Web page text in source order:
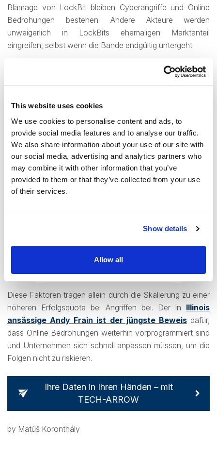
This website uses cookies
We use cookies to personalise content and ads, to
provide social media features and to analyse our traffic.
We also share information about your use of our site with
our social media, advertising and analytics partners who
may combine it with other information that you’ve
provided to them or that they’ve collected from your use
of their services.
Show details
Allow all
Blamage von LockBit bleiben Cyberangriffe und Online
Bedrohungen bestehen. Andere Akteure werden
unweigerlich in LockBits ehemaligen Marktanteil
eingreifen, selbst wenn die Bande endgültig untergeht.
Ransomware as a Service hat kriminellen Unternehmen
deren Komponenten konzentrieren, während andere
Personen oder Banden, die als Zugangsvermittler und
Partner agieren, sich auf die Bereitstellung von Nutzlasten
und Erpressung konzentrieren.
Darüber hinaus nimmt der Trend zumböswilligen
Einsatz von LLMs stetig zu.Diese werden
hauptsächlich für Social Engineering Taktiken, Aufklärung,
ermöglicht kriminellen Unternehmen ein beispielloses
Wachstum. LLMs dürften zum prozentualen Anstieg der
Anfang 2024 gemeldeten Phishing Angriffe insgesamt
beigetragen haben.
Diese Faktoren tragen allein durch die Skalierung zu einer
höheren Erfolgsquote bei Angriffen bei. Der in Illinois
ansässige Andy Frain ist der jüngste Beweisdafür,
dass Online Bedrohungen weiterhin vorprogrammiert sind
und Unternehmen sich schnell anpassen müssen, um die
Folgen nicht zu riskieren.
Ihre Daten in Ihren Händen – mit
TECH-ARROW
by Matúš Koronthály